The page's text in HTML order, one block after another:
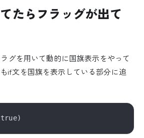
たらフラッグが出て
グを用いて動的に国旗表示をやって
if文を国旗を表示している部分に追